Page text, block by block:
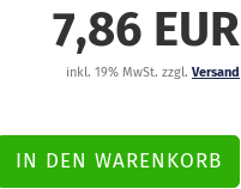
7,86 EUR
inkl. 19% MwSt. zzgl. Versand